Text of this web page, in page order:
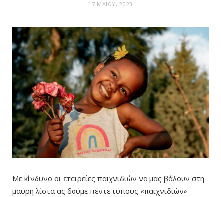
17 ΜΑΪ́ΟΥ, 2023
Με κίνδυνο οι εταιρείες παιχνιδιών να μας βάλουν στη
μαύρη λίστα ας δούμε πέντε τύπους «παιχνιδιών»